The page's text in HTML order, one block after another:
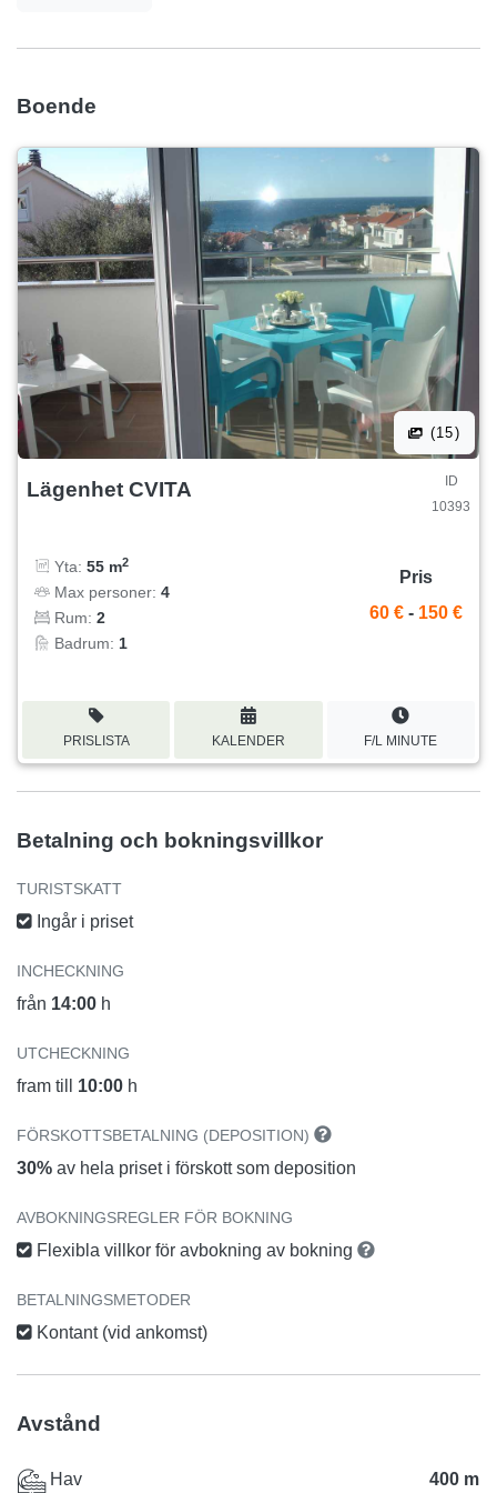
vackert dekorerad ny lägenhet. Se skönheten på denna
Boende
(15)
Lägenhet CVITA
ID
10393
Yta: 55 m2
Max personer: 4
Rum: 2
Badrum: 1
Pris
60 € - 150 €
PRISLISTA KALENDER F/L MINUTE
Betalning och bokningsvillkor
TURISTSKATT
Ingår i priset
INCHECKNING
från 14:00 h
UTCHECKNING
fram till 10:00 h
FÖRSKOTTSBETALNING (DEPOSITION)
30% av hela priset i förskott som deposition
AVBOKNINGSREGLER FÖR BOKNING
Flexibla villkor för avbokning av bokning
BETALNINGSMETODER
Kontant (vid ankomst)
Avstånd
Hav 400 m